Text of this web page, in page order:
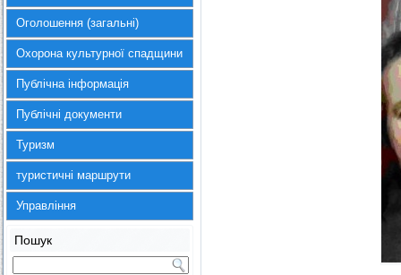
Оголошення (загальні)
Охорона культурної спадщини
Публічна інформація
Публічні документи
Туризм
туристичні маршрути
Управління
Пошук